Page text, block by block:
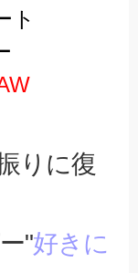
ト
りに復
"好きに